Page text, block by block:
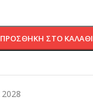
ΠΡΟΣΘΉΚΗ ΣΤΟ ΚΑΛΆΘΙ
2028